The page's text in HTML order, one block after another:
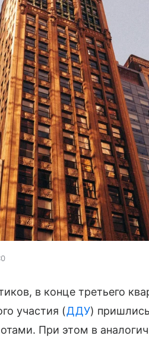
в конце третьего
участия (ДДУ)
При этом в